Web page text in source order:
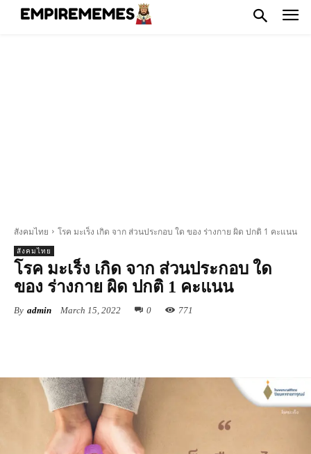
สังคมไทย โรค มะเร็ง เกิด จาก ส่วนประกอบ ใด ของ ร่างกาย ผิด ปกติ 1 คะแนน
สังคมไทย
โรค มะเร็ง เกิด จาก ส่วนประกอบ ใด
ของ ร่างกาย ผิด ปกติ 1 คะแนน
By admin March 15, 2022 0 771